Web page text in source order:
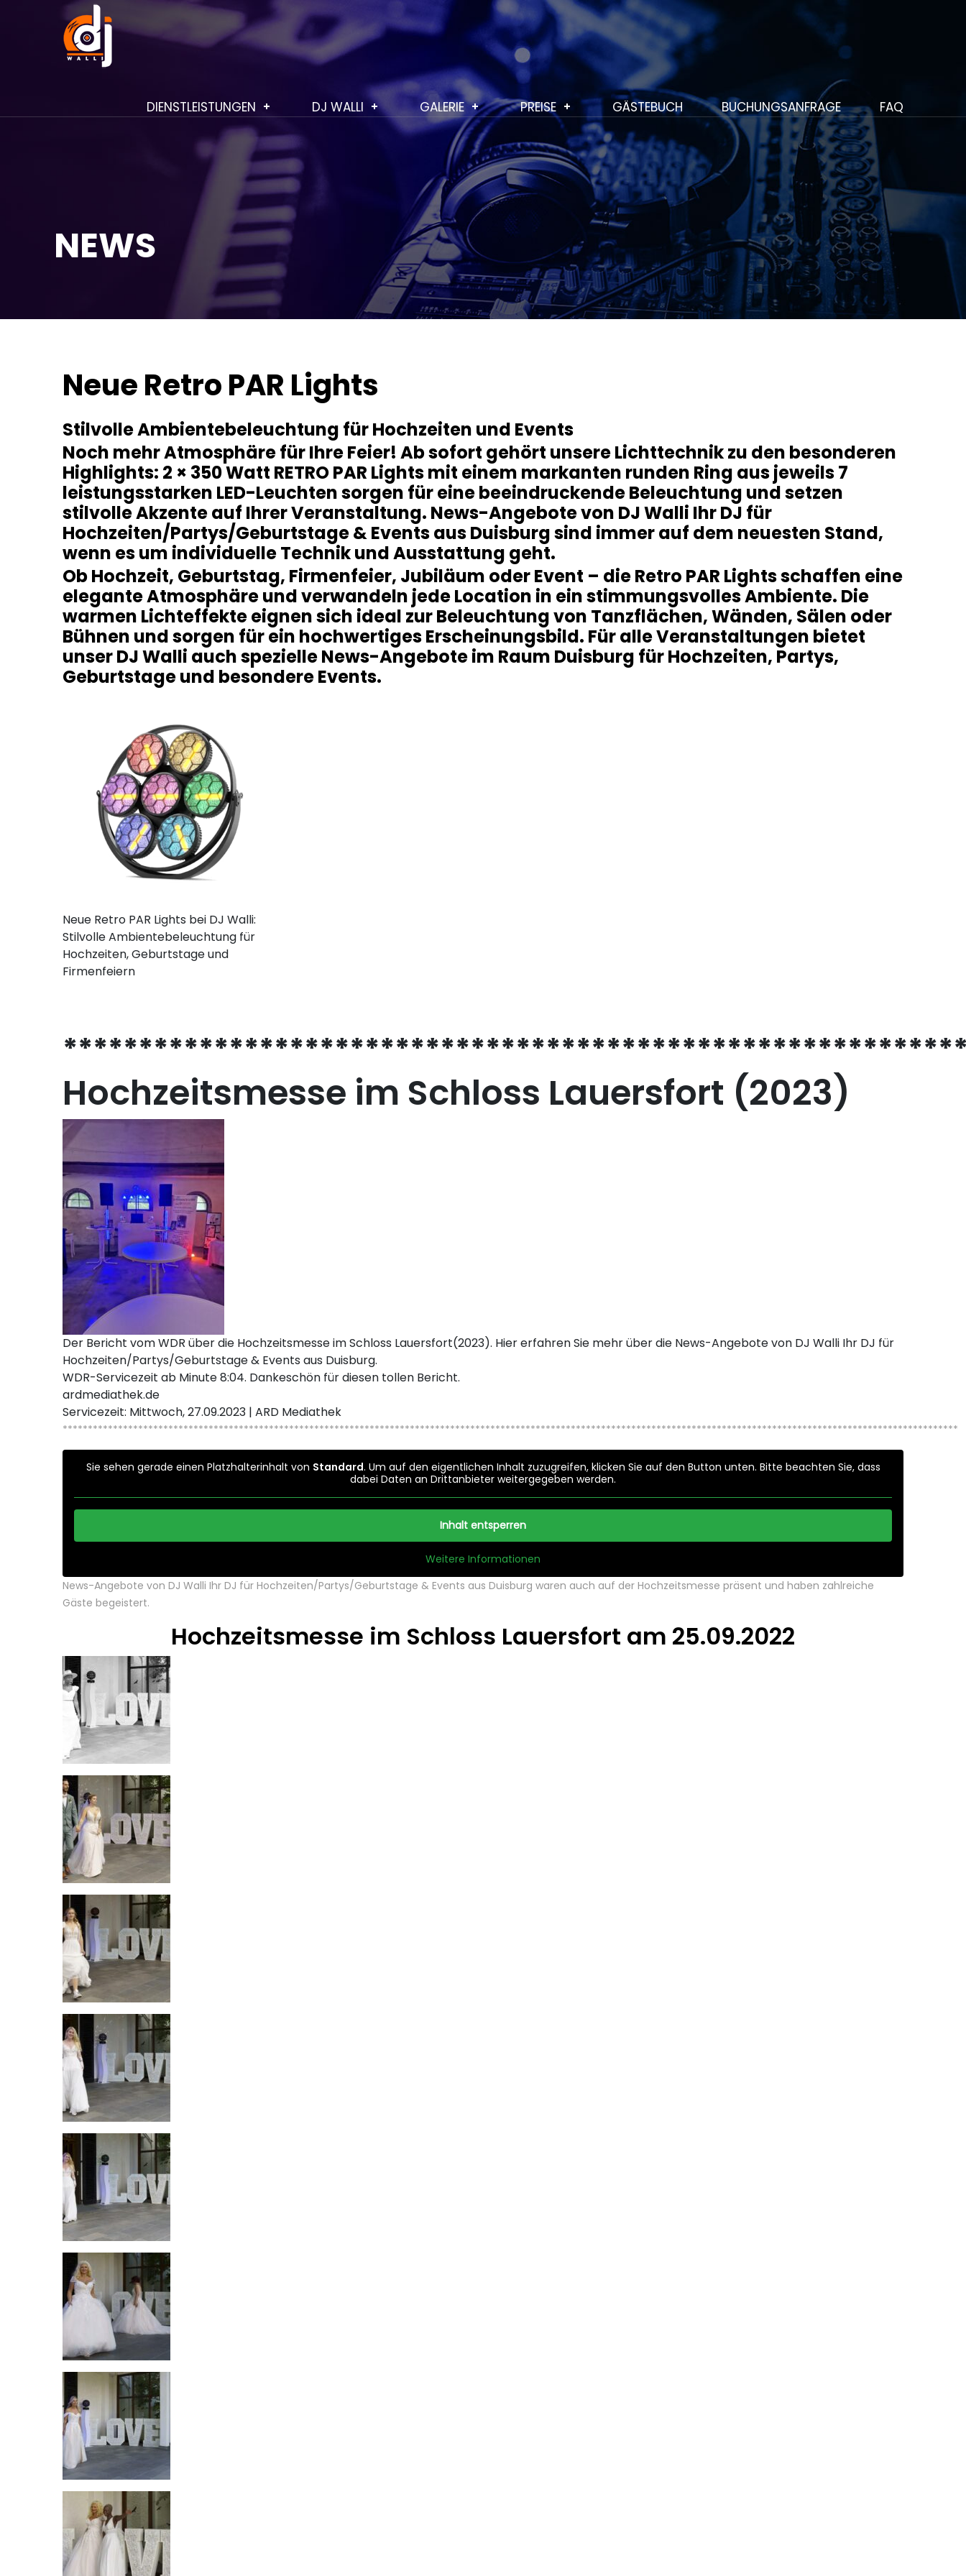
DIENSTLEISTUNGEN DJ WALLI GALERIE PREISE GÄSTEBUCH BUCHUNGSANFRAGE FAQ
NEWS
Neue Retro PAR Lights
Stilvolle Ambientebeleuchtung für Hochzeiten und Events
Noch mehr Atmosphäre für Ihre Feier! Ab sofort gehört unsere Lichttechnik zu den besonderen
Highlights: 2 × 350 Watt RETRO PAR Lights mit einem markanten runden Ring aus jeweils 7
leistungsstarken LED-Leuchten sorgen für eine beeindruckende Beleuchtung und setzen
stilvolle Akzente auf Ihrer Veranstaltung. News-Angebote von DJ Walli Ihr DJ für
Hochzeiten/Partys/Geburtstage & Events aus Duisburg sind immer auf dem neuesten Stand,
wenn es um individuelle Technik und Ausstattung geht.
Ob Hochzeit, Geburtstag, Firmenfeier, Jubiläum oder Event – die Retro PAR Lights schaffen eine
elegante Atmosphäre und verwandeln jede Location in ein stimmungsvolles Ambiente. Die
warmen Lichteffekte eignen sich ideal zur Beleuchtung von Tanzflächen, Wänden, Sälen oder
Bühnen und sorgen für ein hochwertiges Erscheinungsbild. Für alle Veranstaltungen bietet
unser DJ Walli auch spezielle News-Angebote im Raum Duisburg für Hochzeiten, Partys,
Geburtstage und besondere Events.
Neue Retro PAR Lights bei DJ Walli:
Stilvolle Ambientebeleuchtung für
Hochzeiten, Geburtstage und
Firmenfeiern
Hochzeitsmesse im Schloss Lauersfort (2023)
Der Bericht vom WDR über die Hochzeitsmesse im Schloss Lauersfort(2023). Hier erfahren Sie mehr über die News-Angebote von DJ Walli Ihr DJ für
Hochzeiten/Partys/Geburtstage & Events aus Duisburg.
WDR-Servicezeit ab Minute 8:04. Dankeschön für diesen tollen Bericht.
ardmediathek.de
Servicezeit: Mittwoch, 27.09.2023 | ARD Mediathek
**********************************************************************************************************************************************************************************
Sie sehen gerade einen Platzhalterinhalt von Standard. Um auf den eigentlichen Inhalt zuzugreifen, klicken Sie auf den Button unten. Bitte beachten Sie, dass
dabei Daten an Drittanbieter weitergegeben werden.
Inhalt entsperren
Weitere Informationen
News-Angebote von DJ Walli Ihr DJ für Hochzeiten/Partys/Geburtstage & Events aus Duisburg waren auch auf der Hochzeitsmesse präsent und haben zahlreiche
Gäste begeistert.
Hochzeitsmesse im Schloss Lauersfort am 25.09.2022